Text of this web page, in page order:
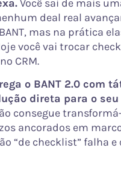
Você sai de mais
deal real
mas na prática
você vai trocar
CRM.
o BANT 2.0 com
direta para o seu
consegue
ancorados em
“de checklist” falha